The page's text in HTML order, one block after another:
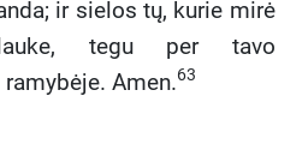
ir sielos tų, kurie mirė
tegu per tavo
Amen.63